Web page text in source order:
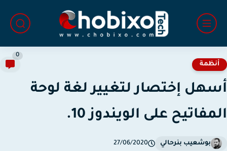
إختصار لتغيير لغة لوحة
على الويندوز 10.
بوشعيب بنرحالي 27/06/2020